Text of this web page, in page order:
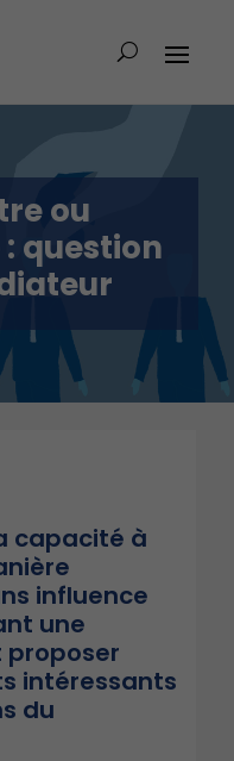
ou
question
capacité à
influence
une
intéressants
du